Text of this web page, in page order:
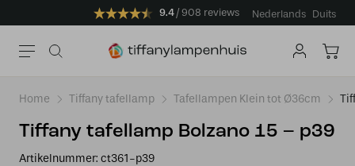
9.4 908 reviews Nederlands Duits
Home Tiffany tafellamp Tafellampen Klein tot Ø36cm
Tiffany tafellamp Bolzano 15 – p39
Artikelnummer: ct361-p39